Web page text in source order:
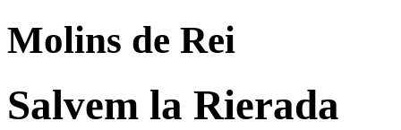
Molins de Rei
Salvem la Rierada